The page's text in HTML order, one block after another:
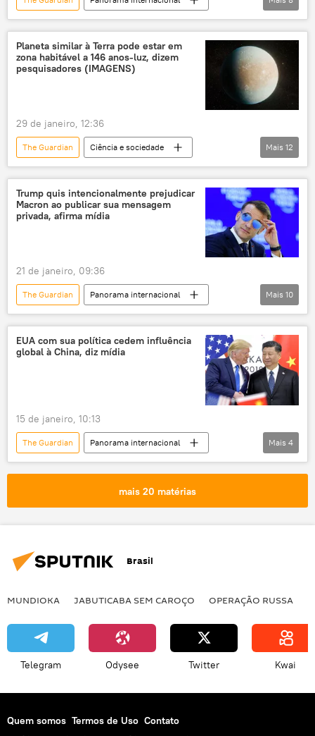
Américas
Mundo
Economia
Donald Trump
Estados Unidos
Washington
Sputnik
Planeta similar à Terra pode estar em
zona habitável a 146 anos-luz, dizem
pesquisadores (IMAGENS)
29 de janeiro, 12:36
The Guardian
Ciência e sociedade
astronomia
astrofísica
exoplaneta
exploração do espaço
habitável
pesquisa
descoberta
Mais 12
Trump quis intencionalmente prejudicar
Macron ao publicar sua mensagem
privada, afirma mídia
21 de janeiro, 09:36
The Guardian
Panorama internacional
Mundo
Europa
Emmanuel Macron
Donald Trump
Keir Starmer
França
Estados Unidos
Mais 10
EUA com sua política cedem influência
global à China, diz mídia
15 de janeiro, 10:13
The Guardian
Panorama internacional
China
EUA
Donald Trump
Mais 4
mais 20 matérias
Brasil
MUNDIOKA JABUTICABA SEM CAROÇO OPERAÇÃO RUSSA
Telegram Odysee Twitter Kwai
Quem somos Termos de Uso Contato